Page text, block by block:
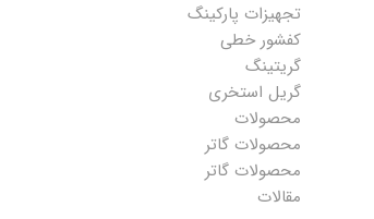
تجهیزات پارکینگ
کفشور خطی
گریتینگ
گریل استخری
محصولات
محصولات گاتر
محصولات گاتر
مقالات